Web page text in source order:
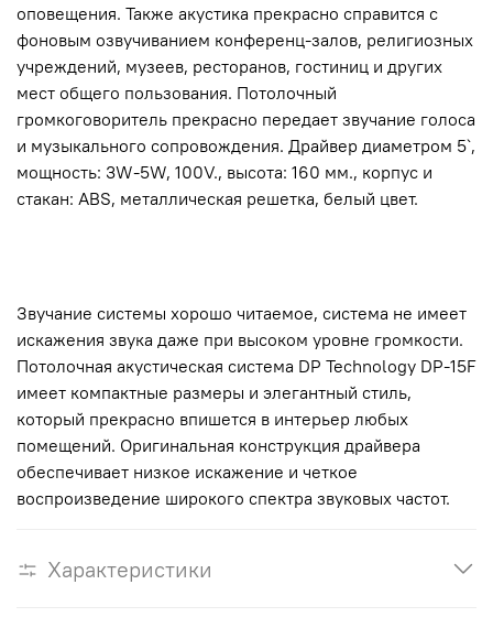
оповещения. Также акустика прекрасно справится с
фоновым озвучиванием конференц-залов, религиозных
учреждений, музеев, ресторанов, гостиниц и других
мест общего пользования. Потолочный
громкоговоритель прекрасно передает звучание голоса
и музыкального сопровождения. Драйвер диаметром 5`,
мощность: 3W-5W, 100V., высота: 160 мм., корпус и
стакан: ABS, металлическая решетка, белый цвет.
Звучание системы хорошо читаемое, система не имеет
искажения звука даже при высоком уровне громкости.
Потолочная акустическая система DP Technology DP-15F
имеет компактные размеры и элегантный стиль,
который прекрасно впишется в интерьер любых
помещений. Оригинальная конструкция драйвера
обеспечивает низкое искажение и четкое
воспроизведение широкого спектра звуковых частот.
Характеристики